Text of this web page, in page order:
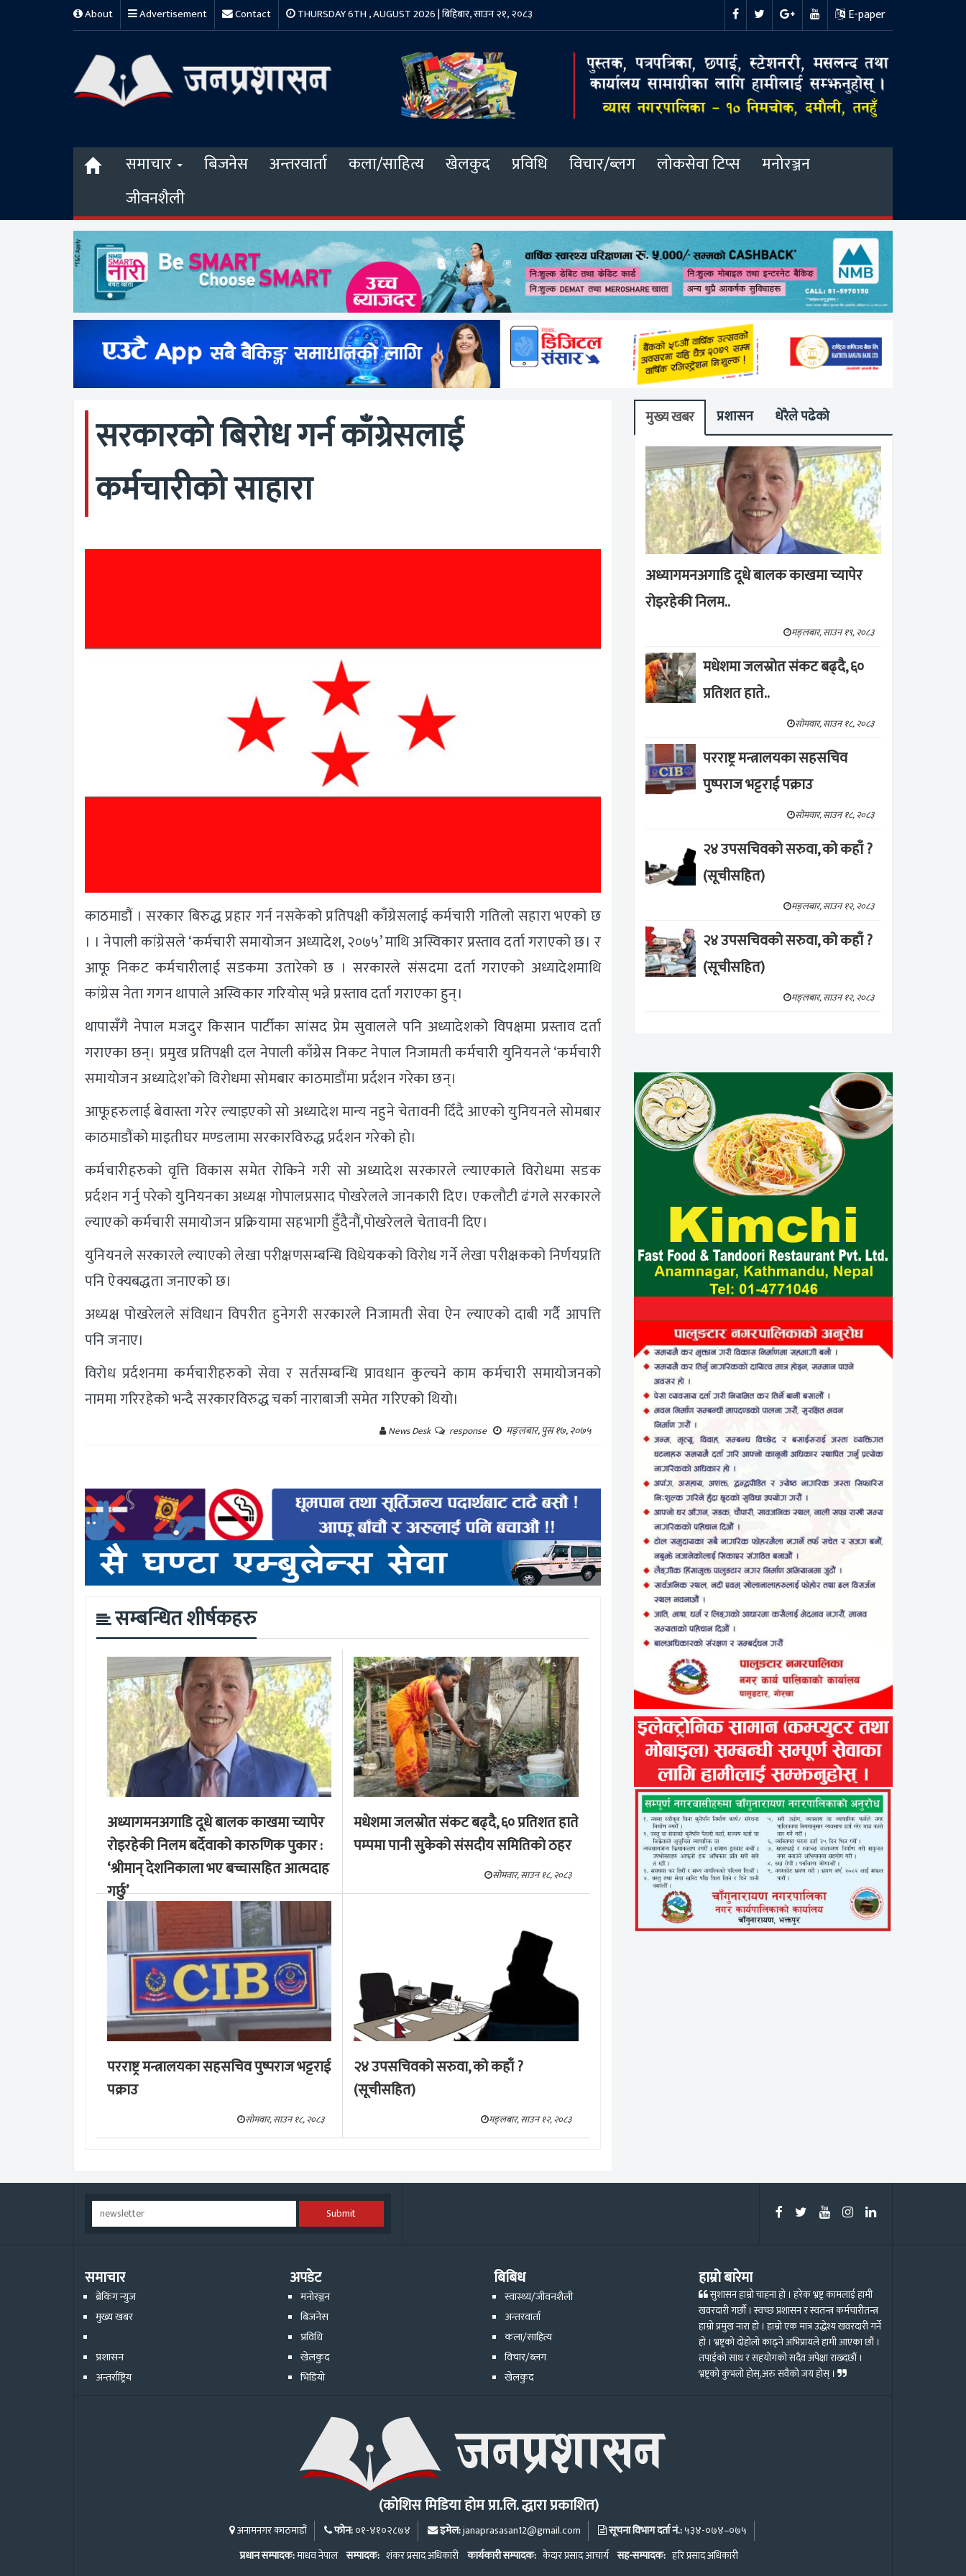
About Advertisement Contact THURSDAY 6TH , AUGUST 2026 | बिहिबार, साउन २१, २०८३ E-paper
समाचार बिजनेस अन्तरवार्ता कला/साहित्य खेलकुद प्रविधि विचार/ब्लग लोकसेवा टिप्स
मनोरञ्जन
जीवनशैली
सरकारको बिरोध गर्न काँग्रेसलाई
कर्मचारीको साहारा
काठमाडौं । सरकार बिरुद्ध प्रहार गर्न नसकेको प्रतिपक्षी काँग्रेसलाई कर्मचारी गतिलो सहारा भएको छ
। । नेपाली कांग्रेसले ‘कर्मचारी समायोजन अध्यादेश, २०७५’ माथि अस्विकार प्रस्ताव दर्ता गराएको छ। र
आफू निकट कर्मचारीलाई सडकमा उतारेको छ । सरकारले संसदमा दर्ता गराएको अध्यादेशमाथि
कांग्रेस नेता गगन थापाले अस्विकार गरियोस् भन्ने प्रस्ताव दर्ता गराएका हुन्।
थापासँगै नेपाल मजदुर किसान पार्टीका सांसद प्रेम सुवालले पनि अध्यादेशको विपक्षमा प्रस्ताव दर्ता
गराएका छन्। प्रमुख प्रतिपक्षी दल नेपाली काँग्रेस निकट नेपाल निजामती कर्मचारी युनियनले ‘कर्मचारी
समायोजन अध्यादेश’को विरोधमा सोमबार काठमाडौंमा प्रर्दशन गरेका छन्।
आफूहरुलाई बेवास्ता गरेर ल्याइएको सो अध्यादेश मान्य नहुने चेतावनी दिँदै आएको युनियनले सोमबार
काठमाडौंको माइतीघर मण्डलामा सरकारविरुद्ध प्रर्दशन गरेको हो।
कर्मचारीहरुको वृत्ति विकास समेत रोकिने गरी सो अध्यादेश सरकारले ल्याएकाले विरोधमा सडक
प्रर्दशन गर्नु परेको युनियनका अध्यक्ष गोपालप्रसाद पोखरेलले जानकारी दिए। एकलौटी ढंगले सरकारले
ल्याएको कर्मचारी समायोजन प्रक्रियामा सहभागी हुँदैनौं,पोखरेलले चेतावनी दिए।
युनियनले सरकारले ल्याएको लेखा परीक्षणसम्बन्धि विधेयकको विरोध गर्ने लेखा परीक्षकको निर्णयप्रति
पनि ऐक्यबद्धता जनाएको छ।
अध्यक्ष पोखरेलले संविधान विपरीत हुनेगरी सरकारले निजामती सेवा ऐन ल्याएको दाबी गर्दै आपत्ति
पनि जनाए।
विरोध प्रर्दशनमा कर्मचारीहरुको सेवा र सर्तसम्बन्धि प्रावधान कुल्चने काम कर्मचारी समायोजनको
नाममा गरिरहेको भन्दै सरकारविरुद्ध चर्का नाराबाजी समेत गरिएको थियो।
News Desk response मङ्लबार, पुस १७, २०७५
सम्बन्धित शीर्षकहरु
अध्यागमनअगाडि दूधे बालक काखमा च्यापेर
रोइरहेकी निलम बर्देवाको कारुणिक पुकार :
‘श्रीमान् देशनिकाला भए बच्चासहित आत्मदाह
गर्छु’
मङ्लबार, साउन १९, २०८३
मधेशमा जलस्रोत संकट बढ्दै, ६० प्रतिशत हाते
पम्पमा पानी सुकेको संसदीय समितिको ठहर
सोमवार, साउन १८, २०८३
परराष्ट्र मन्त्रालयका सहसचिव पुष्पराज भट्टराई
पक्राउ
सोमवार, साउन १८, २०८३
२४ उपसचिवको सरुवा, को कहाँ ?
(सूचीसहित)
मङ्लबार, साउन १२, २०८३
मुख्य खबर प्रशासन धेरैले पढेको
अध्यागमनअगाडि दूधे बालक काखमा च्यापेर
रोइरहेकी निलम..
मङ्लबार, साउन १९, २०८३
मधेशमा जलस्रोत संकट बढ्दै, ६०
प्रतिशत हाते..
सोमवार, साउन १८, २०८३
परराष्ट्र मन्त्रालयका सहसचिव
पुष्पराज भट्टराई पक्राउ
सोमवार, साउन १८, २०८३
२४ उपसचिवको सरुवा, को कहाँ ?
(सूचीसहित)
मङ्लबार, साउन १२, २०८३
२४ उपसचिवको सरुवा, को कहाँ ?
(सूचीसहित)
मङ्लबार, साउन १२, २०८३
Submit
समाचार
ब्रेकिंग न्युज
मुख्य खबर
प्रशासन
अन्तर्राष्ट्रिय
अपडेट
मनोरञ्जन
बिजनेस
प्रविधि
खेलकुद
भिडियो
बिबिध
स्वास्थ्य/जीवनशैली
अन्तरवार्ता
कला/साहित्य
विचार/ब्लग
खेलकुद
हाम्रो बारेमा
सुशासन हाम्रो चाहना हो । हरेक भ्रष्ट्र कामलाई हामी
खवरदारी गर्छौ । स्वच्छ प्रशासन र स्वतन्त्र कर्मचारीतन्त्र
हाम्रो प्रमुख नारा हो । हाम्रो एक मात्र उद्धेश्य खवरदारी गर्ने
हो । भ्रष्ट्रको दोहोलो काढ्ने अभिप्रायले हामी आएका छौं ।
तपाईको साथ र सहयोगको सदैव अपेक्षा राख्दछौं ।
भ्रष्ट्रको कुभलो होस्,अरु सवैको जय होस् ।
(कोशिस मिडिया होम प्रा.लि. द्धारा प्रकाशित)
अनामनगर काठमाडौं फोन:०१-४१०२८७४ इमेल:janaprasasan12@gmail.com सूचना विभाग दर्ता नं.:५३४-०७४–०७५
प्रधान सम्पादक:माधव नेपाल सम्पादक:शंकर प्रसाद अधिकारी कार्यकारी सम्पादक:केदार प्रसाद आचार्य सह-सम्पादक:हरि प्रसाद अधिकारी